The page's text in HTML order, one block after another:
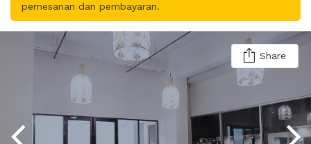
pemesanan dan pembayaran.
Share